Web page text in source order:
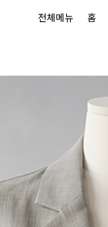
전체메뉴 홈